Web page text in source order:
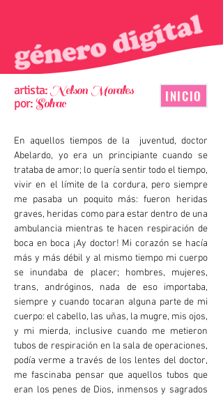
artista: Nelson Morales
por: Solrac INICIO
En aquellos tiempos de la juventud, doctor
Abelardo, yo era un principiante cuando se
trataba de amor; lo quería sentir todo el tiempo,
vivir en el límite de la cordura, pero siempre
me pasaba un poquito más: fueron heridas
graves, heridas como para estar dentro de una
ambulancia mientras te hacen respiración de
boca en boca ¡Ay doctor! Mi corazón se hacía
más y más débil y al mismo tiempo mi cuerpo
se inundaba de placer; hombres, mujeres,
trans, andróginos, nada de eso importaba,
siempre y cuando tocaran alguna parte de mi
cuerpo: el cabello, las uñas, la mugre, mis ojos,
y mi mierda, inclusive cuando me metieron
tubos de respiración en la sala de operaciones,
podía verme a través de los lentes del doctor,
me fascinaba pensar que aquellos tubos que
eran los penes de Dios, inmensos y sagrados